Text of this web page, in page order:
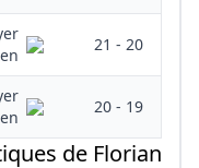
20 - 21
19 - 20
de Florian